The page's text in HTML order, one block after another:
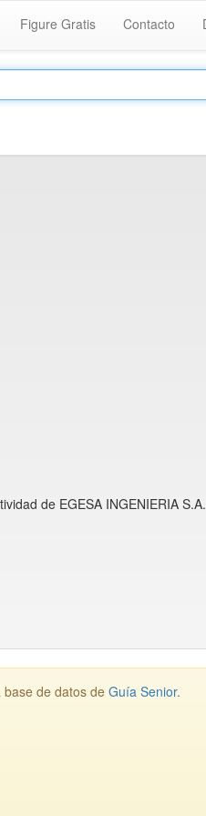
Figure Gratis Contacto
de EGESA INGENIERIA
base de datos de Guía Senior.